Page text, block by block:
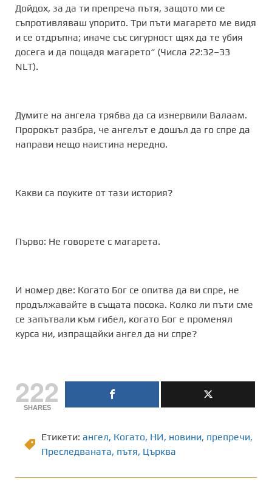
Дойдох, за да ти препреча пътя, защото ми се
съпротивляваш упорито. Три пъти магарето ме видя
и се отдръпна; иначе със сигурност щях да те убия
досега и да пощадя магарето“ (Числа 22:32–33
NLT).
Думите на ангела трябва да са изнервили Валаам.
Пророкът разбра, че ангелът е дошъл да го спре да
направи нещо наистина нередно.
Какви са поуките от тази история?
Първо: Не говорете с магарета.
И номер две: Когато Бог се опитва да ви спре, не
продължавайте в същата посока. Колко ли пъти сме
се запътвали към гибел, когато Бог е променял
курса ни, изпращайки ангел да ни спре?
222
SHARES
Етикети: ангел, Когато, НИ, новини, препречи,
Преследваната, пътя, Църква